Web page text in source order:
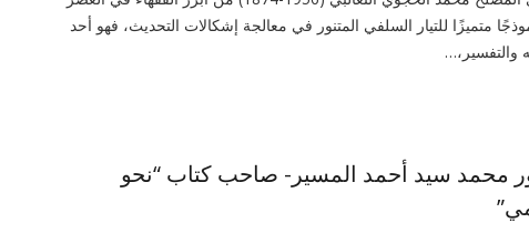
متميزًا للتيار السلفي المتنور في معالجة إشكالات التحديث، فهو أحد
والتفسير،…
محمد سيد أحمد المسير- صاحب كتاب “نحو